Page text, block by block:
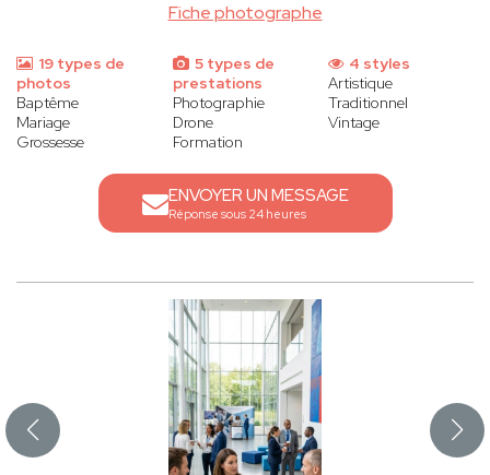
Fiche photographe
19 types de
photos
Baptême
Mariage
Grossesse
5 types de
prestations
Photographie
Drone
Formation
4 styles
Artistique
Traditionnel
Vintage
ENVOYER UN MESSAGE
Réponse sous 24 heures